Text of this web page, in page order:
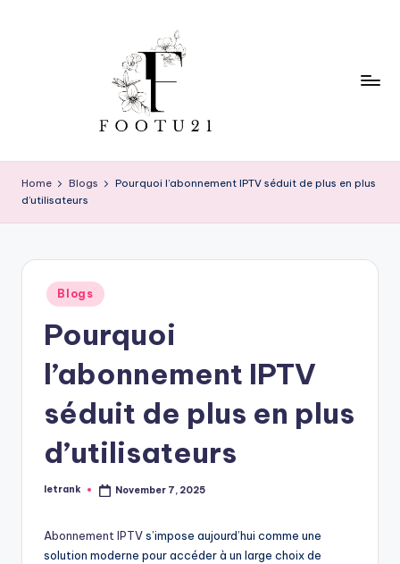
o
o
Home Blogs
Pourquoi l’abonnement IPTV séduit de plus en plus
d’utilisateurs
Posted
in
Blogs
Pourquoi
l’abonnement IPTV
séduit de plus en plus
d’utilisateurs
Posted
letrank November 7, 2025
Abonnement IPTVs’impose aujourd’hui comme une
solution moderne pour accéder à un large choix de